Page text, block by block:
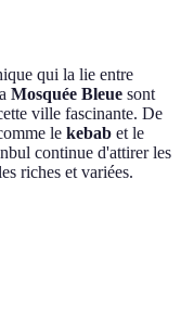
qui la lie entre
Mosquée Bleue sont
ville fascinante. De
le kebab et le
continue d'attirer les
riches et variées.